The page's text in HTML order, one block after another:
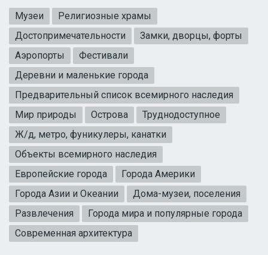
Музеи
Религиозные храмы
Достопримечательности
Замки, дворцы, форты
Аэропорты
Фестивали
Деревни и маленькие города
Предварительный список всемирного наследия
Мир природы
Острова
Труднодоступное
Ж/д, метро, фуникулеры, канатки
Объекты всемирного наследия
Европейские города
Города Америки
Города Азии и Океании
Дома-музеи, поселения
Развлечения
Города мира и популярные города
Современная архитектура